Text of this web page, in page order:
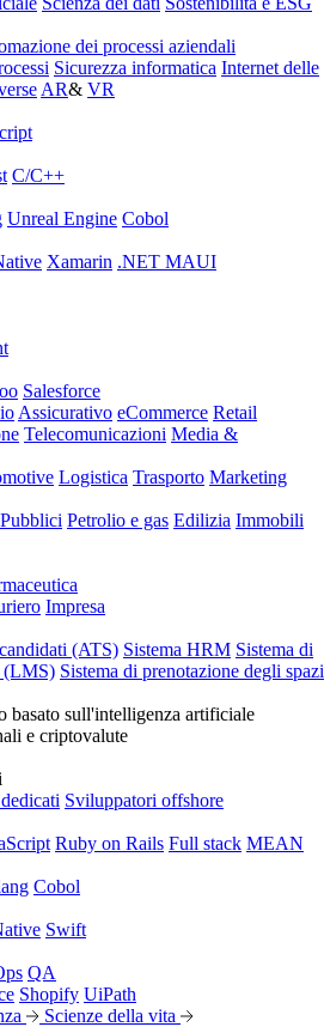
dei processi aziendali
Sicurezza informatica Internet delle
AR& VR
C/C++
Unreal Engine Cobol
Xamarin .NET MAUI
Salesforce
Assicurativo eCommerce Retail
Telecomunicazioni Media &
Logistica Trasporto Marketing
Petrolio e gas Edilizia Immobili
Impresa
(ATS) Sistema HRM Sistema di
(LMS) Sistema di prenotazione degli spazi
basato sull'intelligenza artificiale
e criptovalute
Sviluppatori offshore
Ruby on Rails Full stack MEAN
Cobol
Swift
QA
Shopify UiPath
Scienze della vita